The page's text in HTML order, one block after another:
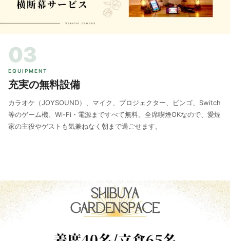
03
EQUIPMENT
充実の無料設備
カラオケ（JOYSOUND）、マイク、プロジェクター、ビンゴ、Switch
等のゲーム機、Wi-Fi・電源まですべて無料。全席喫煙OKなので、愛煙
家の主役やゲストも気兼ねなく朝まで過ごせます。